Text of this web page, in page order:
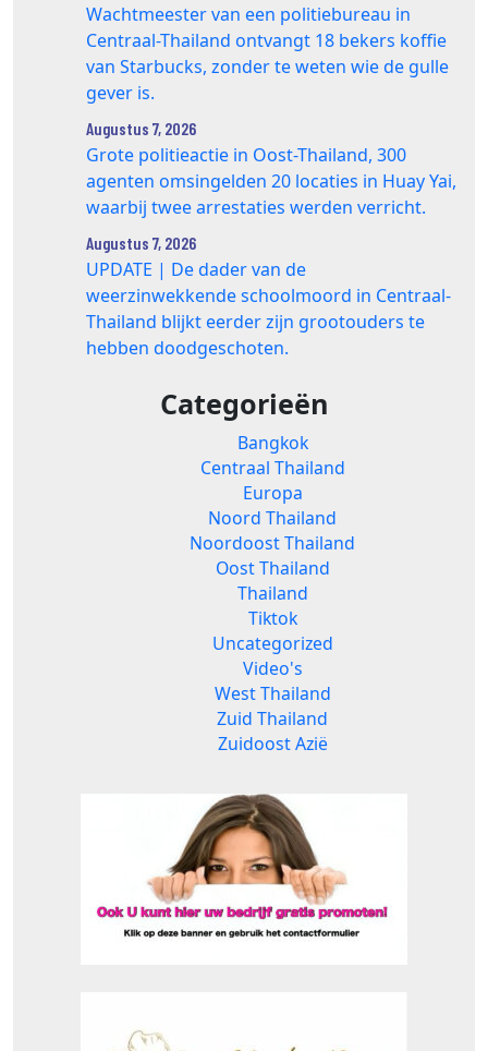
Wachtmeester van een politiebureau in
Centraal-Thailand ontvangt 18 bekers koffie
van Starbucks, zonder te weten wie de gulle
gever is.
Augustus 7, 2026
Grote politieactie in Oost-Thailand, 300
agenten omsingelden 20 locaties in Huay Yai,
waarbij twee arrestaties werden verricht.
Augustus 7, 2026
UPDATE | De dader van de
weerzinwekkende schoolmoord in Centraal-
Thailand blijkt eerder zijn grootouders te
hebben doodgeschoten.
Categorieën
Bangkok
Centraal Thailand
Europa
Noord Thailand
Noordoost Thailand
Oost Thailand
Thailand
Tiktok
Uncategorized
Video's
West Thailand
Zuid Thailand
Zuidoost Azië